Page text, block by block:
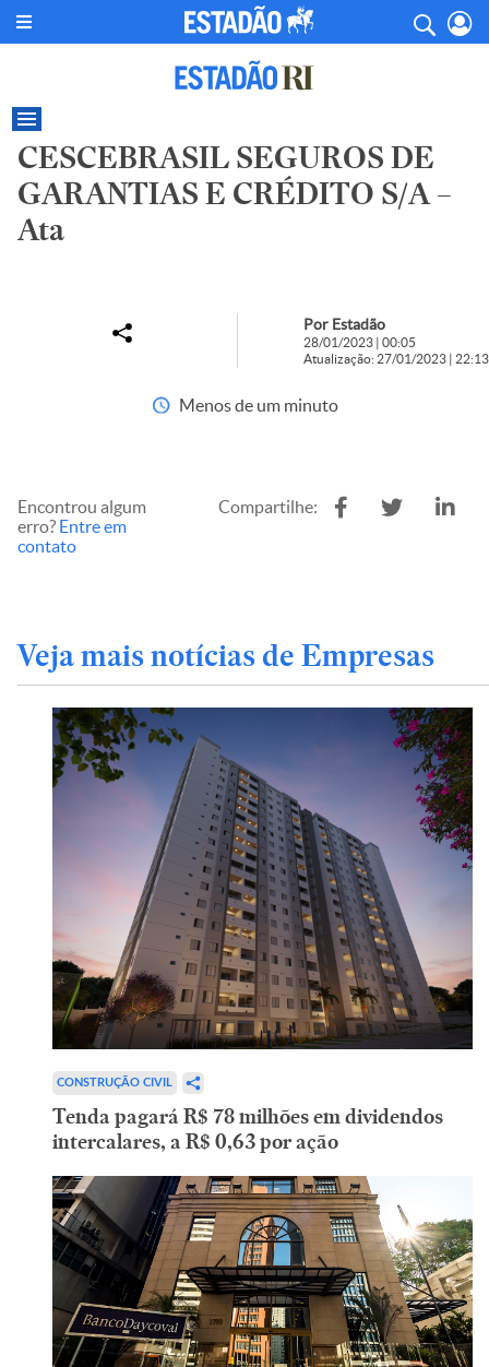
CESCEBRASIL SEGUROS DE
GARANTIAS E CRÉDITO S/A –
Ata
Por Estadão
28/01/2023 | 00:05
Atualização: 27/01/2023 | 22:13
Menos de um minuto
Encontrou algum
erro? Entre em
contato
Compartilhe:
Veja mais notícias de Empresas
CONSTRUÇÃO CIVIL
Tenda pagará R$ 78 milhões em dividendos
intercalares, a R$ 0,63 por ação